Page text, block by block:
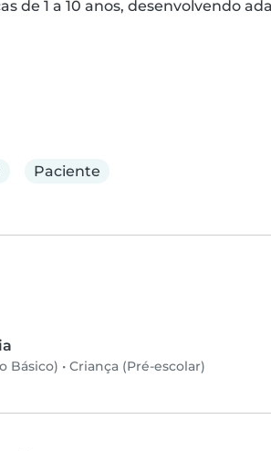
de 1 a 10 anos, desenvolvendo
Paciente
Básico) • Criança (Pré-escolar)